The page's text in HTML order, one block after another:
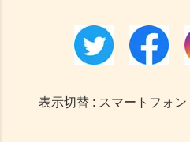
表示切替 : スマートフォン |